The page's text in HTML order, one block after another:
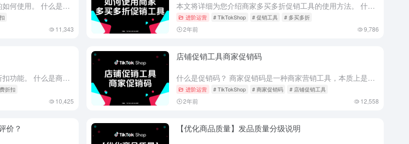
本文将详细为您介绍关于单品折扣功能的如何使用。 什么是单品折扣？ 一句话价值：最简单的单品打折工具，直接提升商品转化率 定义：商家折扣是可以给商品设置折扣促销的商家营销工具，支持设置百分比折扣（如20...
11,343
本文将详细为您介绍商家多买多折促销工具的使用方法。 什么是商家多件多折？ 商家多件多折是一种基于订单的促销工具，供商家在满足购买条件后对选定的一组产品设置折扣。 该工具所配置的活动允许买家在从选定的产...
进阶运营 # TikTokShop # 促销工具 # 多买多折
2年前 9,786
本文将详细为您介绍如何使用商家运费折扣功能。 什么是商家运费折扣 一句话价值：消费者易理解，提升AOV利器。 定义：商家自己设置的运费优惠活动促销，需要由商家自己承担运费的全部/部分费用成本。具体可由...
折扣
10,425
店铺促销工具商家促销码
什么是促销码？ 商家促销码是一种商家营销工具，本质上是通过输入一串数字和字符的组合兑换出商家优惠券。用户可在提单页、券包、或购物车的券兑换入口输入有效优惠码，符合领取条件则可获得一张对应的优惠券，可在...
进阶运营 # TikTokShop # 商家促销码 # 店铺促销工具
2年前 12,558
价？ 【优化商品质量】发品质量分级说明